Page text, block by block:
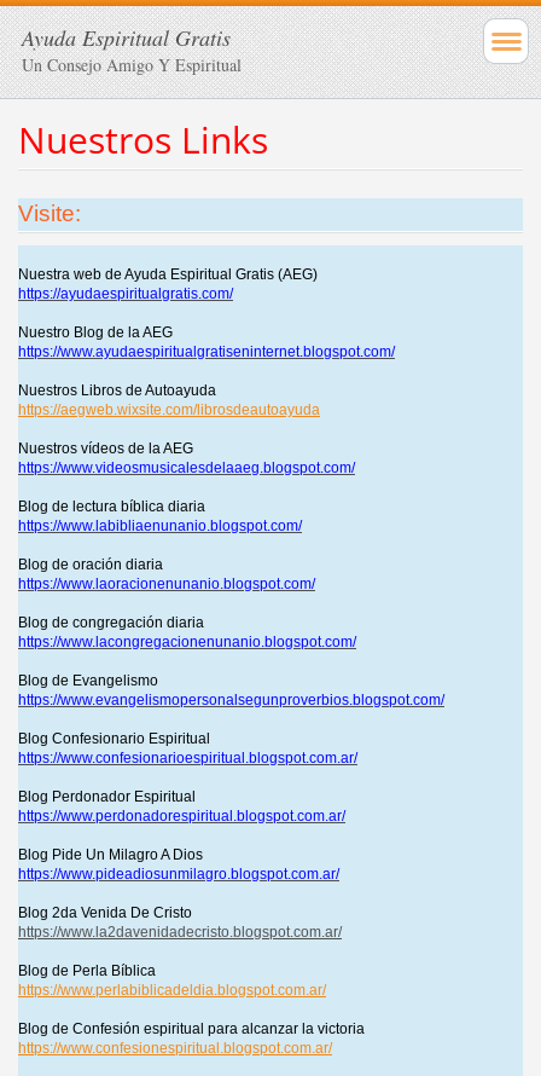
Ayuda Espiritual Gratis
Un Consejo Amigo Y Espiritual
Nuestros Links
Visite:
Nuestra web de Ayuda Espiritual Gratis (AEG)
https://ayudaespiritualgratis.com/
Nuestro Blog de la AEG
https://www.ayudaespiritualgratiseninternet.blogspot.com/
Nuestros Libros de Autoayuda
https://aegweb.wixsite.com/librosdeautoayuda
Nuestros vídeos de la AEG
https://www.videosmusicalesdelaaeg.blogspot.com/
Blog de lectura bíblica diaria
https://www.labibliaenunanio.blogspot.com/
Blog de oración diaria
https://www.laoracionenunanio.blogspot.com/
Blog de congregación diaria
https://www.lacongregacionenunanio.blogspot.com/
Blog de Evangelismo
https://www.evangelismopersonalsegunproverbios.blogspot.com/
Blog Confesionario Espiritual
https://www.confesionarioespiritual.blogspot.com.ar/
Blog Perdonador Espiritual
https://www.perdonadorespiritual.blogspot.com.ar/
Blog Pide Un Milagro A Dios
https://www.pideadiosunmilagro.blogspot.com.ar/
Blog 2da Venida De Cristo
https://www.la2davenidadecristo.blogspot.com.ar/
Blog de Perla Bíblica
https://www.perlabiblicadeldia.blogspot.com.ar/
Blog de Confesión espiritual para alcanzar la victoria
https://www.confesionespiritual.blogspot.com.ar/